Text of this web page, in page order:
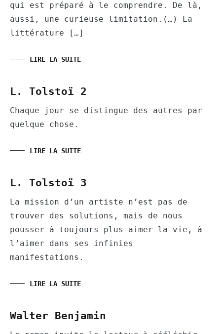
qui est préparé à le comprendre. De là,
aussi, une curieuse limitation.(…) La
littérature […]
LIRE LA SUITE
L. Tolstoï 2
Chaque jour se distingue des autres par
quelque chose.
LIRE LA SUITE
L. Tolstoï 3
La mission d’un artiste n’est pas de
trouver des solutions, mais de nous
pousser à toujours plus aimer la vie, à
l’aimer dans ses infinies
manifestations.
LIRE LA SUITE
Walter Benjamin